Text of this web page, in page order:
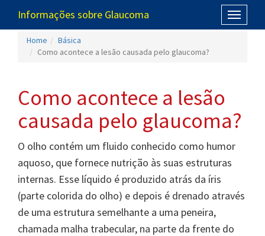
Toggle
Informações sobre Glaucoma
Home
Básica
Como acontece a lesão causada pelo glaucoma?
Como acontece a lesão
causada pelo glaucoma?
O olho contém um fluido conhecido como humor
aquoso, que fornece nutrição às suas estruturas
internas. Esse líquido é produzido atrás da íris
(parte colorida do olho) e depois é drenado através
de uma estrutura semelhante a uma peneira,
chamada malha trabecular, na parte da frente do